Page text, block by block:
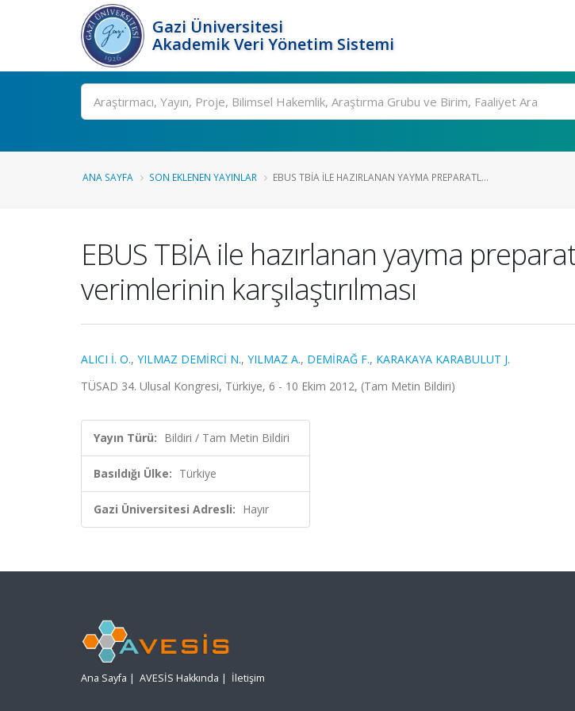
Gazi Üniversitesi
Akademik Veri Yönetim Sistemi
Ara
ANA SAYFA SON EKLENEN YAYINLAR EBUS TBİA ILE HAZIRLANAN YAYMA PREPARATL...
EBUS TBİA ile hazırlanan yayma
verimlerinin karşılaştırılması
ALICI İ. O., YILMAZ DEMİRCİ N., YILMAZ A., DEMİRAĞ F., KARAKAYA KARABULUT J.
TÜSAD 34. Ulusal Kongresi, Türkiye, 6 - 10 Ekim 2012, (Tam Metin Bildiri)
Yayın Türü: Bildiri / Tam Metin Bildiri
Basıldığı Ülke: Türkiye
Gazi Üniversitesi Adresli: Hayır
Ana Sayfa | AVESİS Hakkında | İletişim